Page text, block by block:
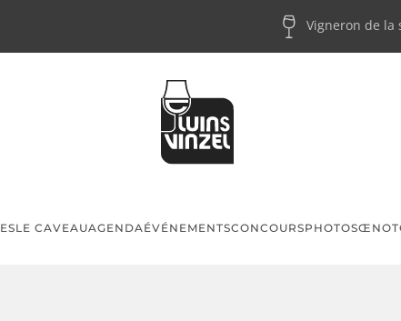
Vigneron de la
LE CAVEAUAGENDAÉVÉNEMENTSCONCOURSPHOTOS